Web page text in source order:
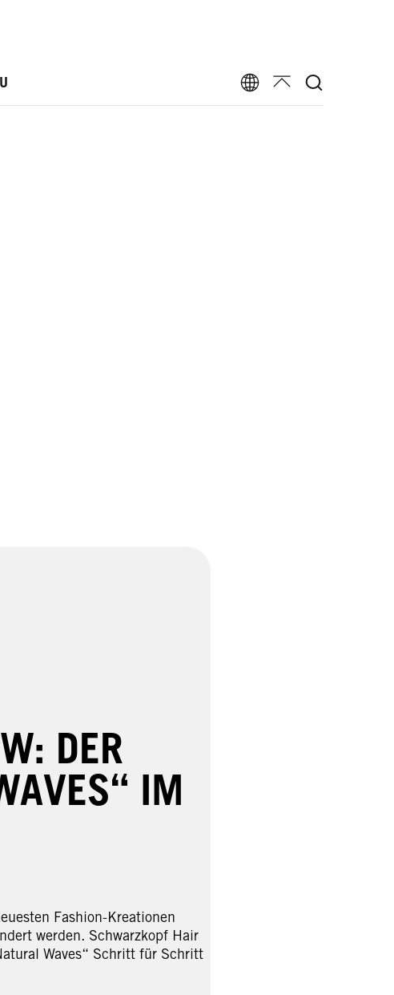
DER
IM
Fashion-Kreationen
werden. Schwarzkopf Hair
Waves“ Schritt für Schritt